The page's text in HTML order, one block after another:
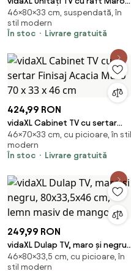
deschis 80 x 33 x 46 cm Lemn
compozit
46×80×33 cm, suspendată, în
stil modern
În stoc
Livrare gratuită
424,99 RON
vidaXL Cabinet TV cu sertar
Finisaj Acacia Maro 70 x 33 x 46
cm
46×70×33 cm, cu picioare, în stil
modern
În stoc
Livrare gratuită
249,99 RON
vidaXL Dulap TV, maro și negru,
80x33,5x46 cm, lemn masiv de
46×80×33,5 cm, cu picioare, în
stil modern